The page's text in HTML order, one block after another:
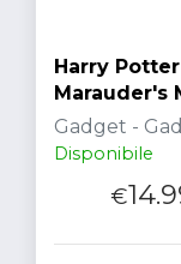
Harry
Marauder's
Gadget -
Disponibile
€